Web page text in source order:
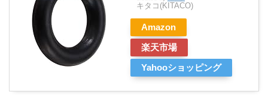
キタコ(KITACO)
Amazon
楽天市場
Yahooショッピング